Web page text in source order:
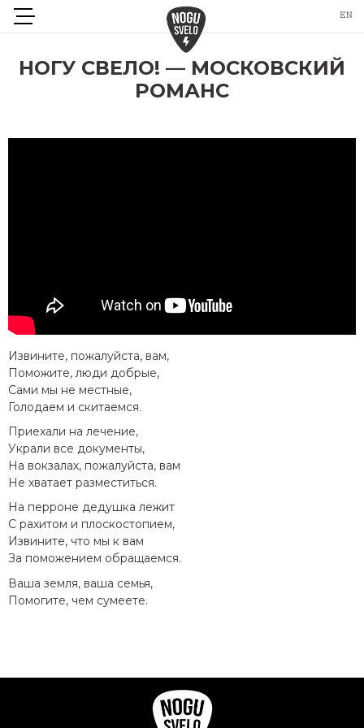
НОГУ СВЕЛО! — МОСКОВСКИЙ
РОМАНС
Извините, пожалуйста, вам,
Поможите, люди добрые,
Сами мы не местные,
Голодаем и скитаемся.
Приехали на лечение,
Украли все документы,
На вокзалах, пожалуйста, вам
Не хватает разместиться.
На перроне дедушка лежит
С рахитом и плоскостопием,
Извините, что мы к вам
За поможением обращаемся.
Ваша земля, ваша семья,
Помогите, чем сумеете.